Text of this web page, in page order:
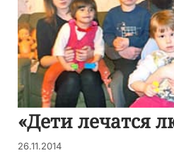
«Дети лечатся
26.11.2014